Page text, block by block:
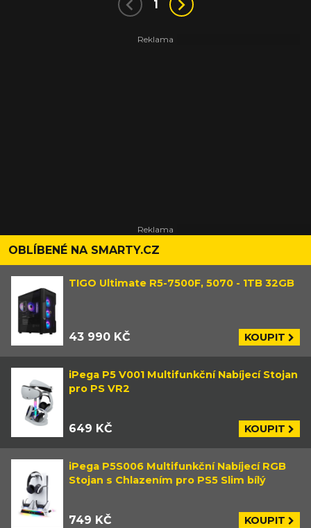
1
OBLÍBENÉ NA SMARTY.CZ
TIGO Ultimate R5-7500F, 5070 - 1TB 32GB
43 990 KČ KOUPIT
iPega P5 V001 Multifunkční Nabíjecí Stojan
pro PS VR2
649 KČ KOUPIT
iPega P5S006 Multifunkční Nabíjecí RGB
Stojan s Chlazením pro PS5 Slim bílý
749 KČ KOUPIT